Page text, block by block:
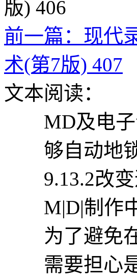
前一篇：现代
术(第7版) 407
文本阅读：
MD及电子
够自动地锁
9.13.2改变
M|D|制作中
为了避免在
需要担心是